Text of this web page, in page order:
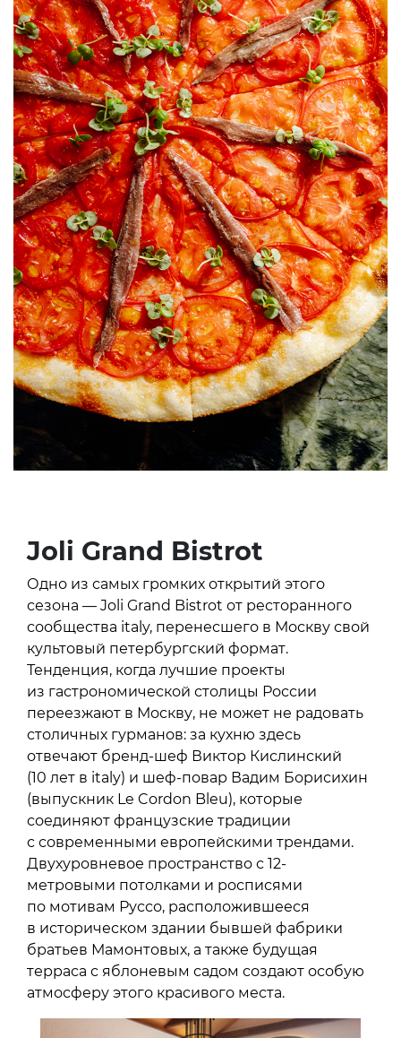
Joli Grand Bistrot
Одно из самых громких открытий этого
сезона — Joli Grand Bistrot от ресторанного
сообщества italy, перенесшего в Москву свой
культовый петербургский формат.
Тенденция, когда лучшие проекты
из гастрономической столицы России
переезжают в Москву, не может не радовать
столичных гурманов: за кухню здесь
отвечают бренд-шеф Виктор Кислинский
(10 лет в italy) и шеф-повар Вадим Борисихин
(выпускник Le Cordon Bleu), которые
соединяют французские традиции
с современными европейскими трендами.
Двухуровневое пространство с 12-
метровыми потолками и росписями
по мотивам Руссо, расположившееся
в историческом здании бывшей фабрики
братьев Мамонтовых, а также будущая
терраса с яблоневым садом создают особую
атмосферу этого красивого места.